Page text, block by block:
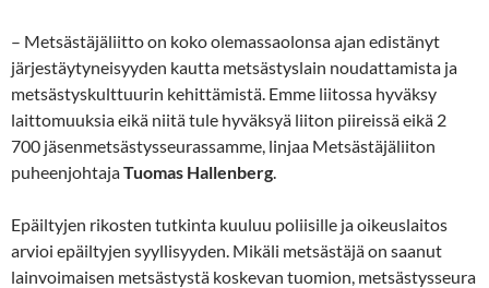
– Metsästäjäliitto on koko olemassaolonsa ajan edistänyt
järjestäytyneisyyden kautta metsästyslain noudattamista ja
metsästyskulttuurin kehittämistä. Emme liitossa hyväksy
laittomuuksia eikä niitä tule hyväksyä liiton piireissä eikä 2
700 jäsenmetsästysseurassamme, linjaa Metsästäjäliiton
puheenjohtajaTuomas Hallenberg
Epäiltyjen rikosten tutkinta kuuluu poliisille ja oikeuslaitos
arvioi epäiltyjen syyllisyyden. Mikäli metsästäjä on saanut
lainvoimaisen metsästystä koskevan tuomion, metsästysseura